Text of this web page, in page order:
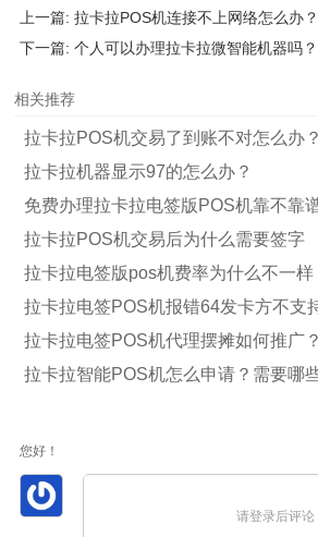
上一篇: 拉卡拉POS机连接不上网络怎么办？
下一篇: 个人可以办理拉卡拉微智能机器吗？
相关推荐
拉卡拉POS机交易了到账不对怎么办？
拉卡拉机器显示97的怎么办？
免费办理拉卡拉电签版POS机靠不靠
拉卡拉POS机交易后为什么需要签字
拉卡拉电签版pos机费率为什么不一样
拉卡拉电签POS机报错64发卡方不支
拉卡拉电签POS机代理摆摊如何推广？
拉卡拉智能POS机怎么申请？需要哪
您好！
请登录后评论